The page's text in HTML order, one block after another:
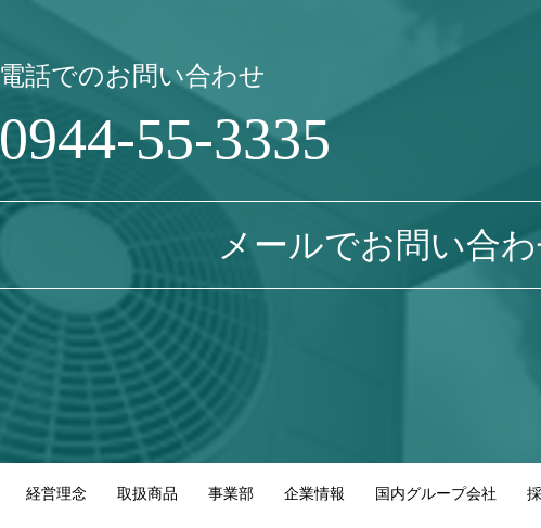
電話でのお問い合わせ
0944-55-3335
メールでお問い合
経営理念 取扱商品 事業部 企業情報 国内グループ会社